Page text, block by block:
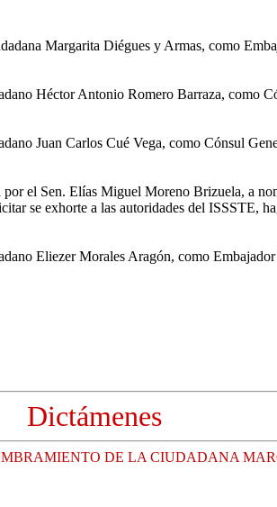
Margarita Diégues y Armas, como
Héctor Antonio Romero Barraza, como
Juan Carlos Cué Vega, como Cónsul
el Sen. Elías Miguel Moreno Brizuela, a
se exhorte a las autoridades del ISSSTE,
Eliezer Morales Aragón, como
Dictámenes
DE LA CIUDADANA